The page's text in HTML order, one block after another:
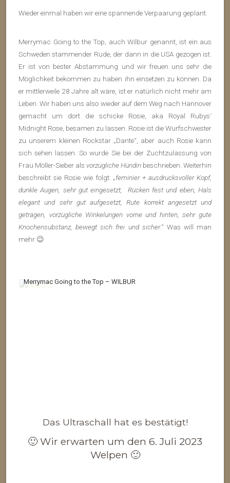
Wieder einmal haben wir eine spannende Verpaarung geplant.
Merrymac Going to the Top, auch Wilbur genannt, ist ein aus
Schweden stammender Rüde, der dann in die USA gezogen ist.
Er ist von bester Abstammung und wir freuen uns sehr die
Möglichkeit bekommen zu haben ihn einsetzen zu können. Da
er mittlerweile 28 Jahre alt wäre, ist er natürlich nicht mehr am
Leben. Wir haben uns also wieder auf dem Weg nach Hannover
gemacht um dort die schicke Rosie, aka Royal Rubys‘
Midnight Rose, besamen zu lassen. Rosie ist die Wurfschwester
zu unserem kleinen Rockstar „Dante“, aber auch Rosie kann
sich sehen lassen. So wurde Sie bei der Zuchtzulassung von
Frau Möller-Sieber als vorzügliche Hündin beschrieben. Weiterhin
beschreibt sie Rosie wie folgt: „feminier + ausdrucksvoller Kopf,
dunkle Augen, sehr gut eingesetzt, Rücken fest und eben, Hals
elegant und sehr gut aufgesetzt, Rute korrekt angesetzt und
getragen, vorzügliche Winkelungen vorne und hinten, sehr gute
Knochensubstanz, bewegt sich frei und sicher.“ Was will man
mehr 😉
Merrymac Going to the Top – WILBUR
Das Ultraschall hat es bestätigt!
🙂 Wir erwarten um den 6. Juli 2023
Welpen 🙂